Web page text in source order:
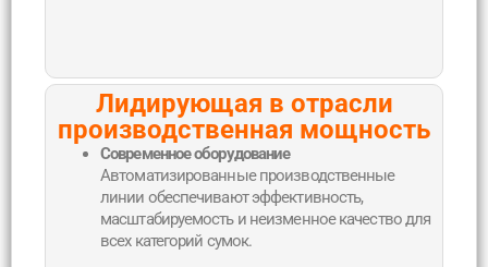
Лидирующая в отрасли
производственная мощность
Современное оборудование
Автоматизированные производственные
линии обеспечивают эффективность,
масштабируемость и неизменное качество для
всех категорий сумок.